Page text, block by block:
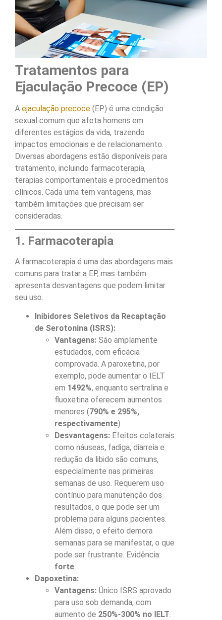
Tratamentos para
Ejaculação Precoce (EP)
A ejaculação precoce (EP) é uma condição
sexual comum que afeta homens em
diferentes estágios da vida, trazendo
impactos emocionais e de relacionamento.
Diversas abordagens estão disponíveis para
tratamento, incluindo farmacoterapia,
terapias comportamentais e procedimentos
clínicos. Cada uma tem vantagens, mas
também limitações que precisam ser
consideradas.
1. Farmacoterapia
A farmacoterapia é uma das abordagens mais
comuns para tratar a EP, mas também
apresenta desvantagens que podem limitar
seu uso.
Inibidores Seletivos da Recaptação
de Serotonina (ISRS):
Vantagens: São amplamente
estudados, com eficácia
comprovada. A paroxetina, por
exemplo, pode aumentar o IELT
em 1492%, enquanto sertralina e
fluoxetina oferecem aumentos
menores (790% e 295%,
respectivamente).
Desvantagens: Efeitos colaterais
como náuseas, fadiga, diarreia e
redução da libido são comuns,
especialmente nas primeiras
semanas de uso. Requerem uso
contínuo para manutenção dos
resultados, o que pode ser um
problema para alguns pacientes.
Além disso, o efeito demora
semanas para se manifestar, o que
pode ser frustrante. Evidência:
forte.
Dapoxetina:
Vantagens: Único ISRS aprovado
para uso sob demanda, com
aumento de 250%-300% no IELT.